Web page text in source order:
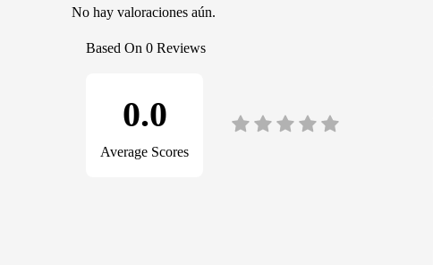
No hay valoraciones aún.
Based On 0 Reviews
0.0
Average Scores